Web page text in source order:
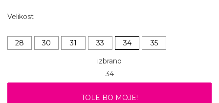
Velikost
28 30 31 33 34 35
izbrano
34
TOLE BO MOJE!